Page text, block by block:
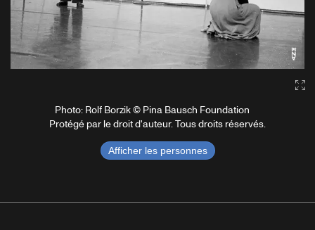
Photo: Rolf Borzik © Pina Bausch Foundation
Protégé par le droit d'auteur. Tous droits réservés.
Afficher les personnes